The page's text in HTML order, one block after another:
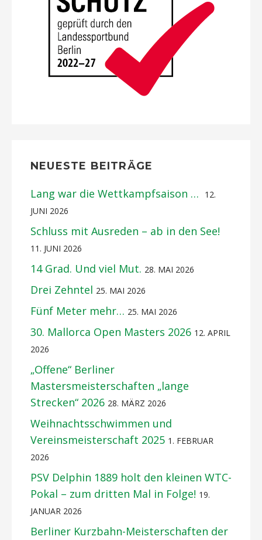
NEUESTE BEITRÄGE
Lang war die Wettkampfsaison …
12.
JUNI 2026
Schluss mit Ausreden – ab in den See!
11. JUNI 2026
14 Grad. Und viel Mut. 28. MAI 2026
Drei Zehntel 25. MAI 2026
Fünf Meter mehr… 25. MAI 2026
30. Mallorca Open Masters 2026 12. APRIL
2026
„Offene“ Berliner
Mastersmeisterschaften „lange
Strecken“ 2026 28. MÄRZ 2026
Weihnachtsschwimmen und
Vereinsmeisterschaft 2025 1. FEBRUAR
2026
PSV Delphin 1889 holt den kleinen WTC-
Pokal – zum dritten Mal in Folge! 19.
JANUAR 2026
Berliner Kurzbahn-Meisterschaften der